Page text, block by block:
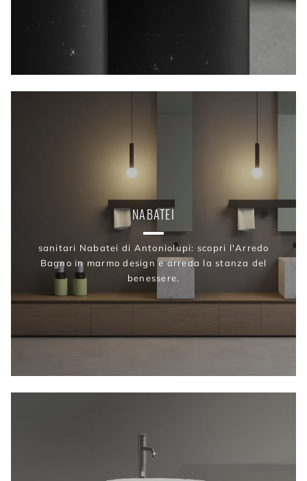
NABATEI
sanitari Nabatei di Antoniolupi: scopri l'Arredo
Bagno in marmo design e arreda la stanza del
benessere.